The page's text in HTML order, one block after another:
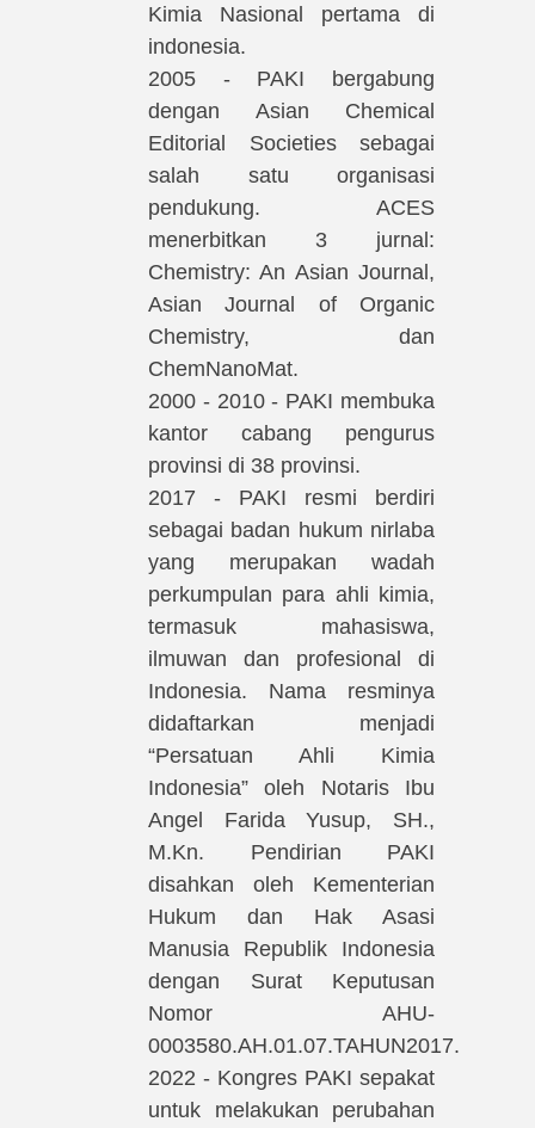
Kimia Nasional pertama di
indonesia.
2005 - PAKI bergabung
dengan Asian Chemical
Editorial Societies sebagai
salah satu organisasi
pendukung. ACES
menerbitkan 3 jurnal:
Chemistry: An Asian Journal,
Asian Journal of Organic
Chemistry, dan
ChemNanoMat.
2000 - 2010 - PAKI membuka
kantor cabang pengurus
provinsi di 38 provinsi.
2017 - PAKI resmi berdiri
sebagai badan hukum nirlaba
yang merupakan wadah
perkumpulan para ahli kimia,
termasuk mahasiswa,
ilmuwan dan profesional di
Indonesia. Nama resminya
didaftarkan menjadi
“Persatuan Ahli Kimia
Indonesia” oleh Notaris Ibu
Angel Farida Yusup, SH.,
M.Kn. Pendirian PAKI
disahkan oleh Kementerian
Hukum dan Hak Asasi
Manusia Republik Indonesia
dengan Surat Keputusan
Nomor AHU-
0003580.AH.01.07.TAHUN2017.
2022 - Kongres PAKI sepakat
untuk melakukan perubahan